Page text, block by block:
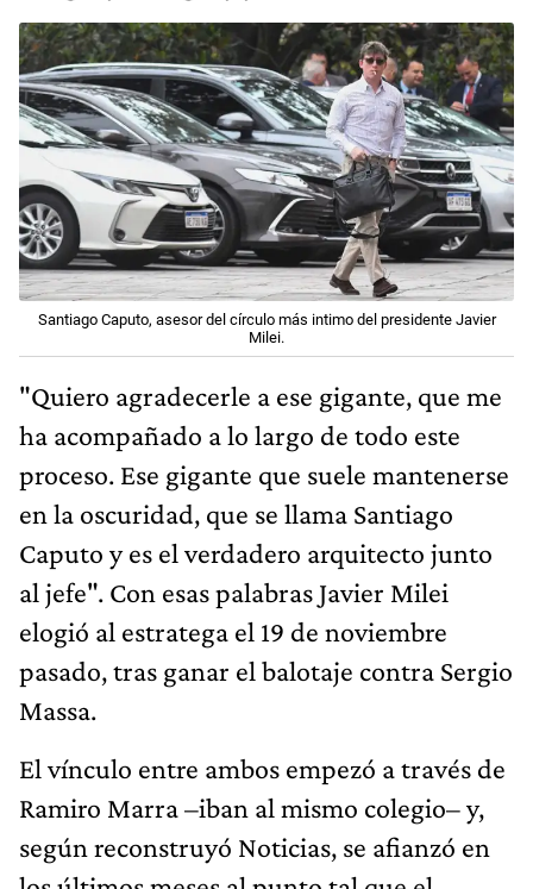
Santiago Caputo, asesor del círculo más intimo del presidente Javier
Milei.
"Quiero agradecerle a ese gigante, que me
ha acompañado a lo largo de todo este
proceso. Ese gigante que suele mantenerse
en la oscuridad, que se llama Santiago
Caputo y es el verdadero arquitecto junto
al jefe". Con esas palabras Javier Milei
elogió al estratega el 19 de noviembre
pasado, tras ganar el balotaje contra Sergio
Massa.
El vínculo entre ambos empezó a través de
Ramiro Marra –iban al mismo colegio– y,
según reconstruyó Noticias, se afianzó en